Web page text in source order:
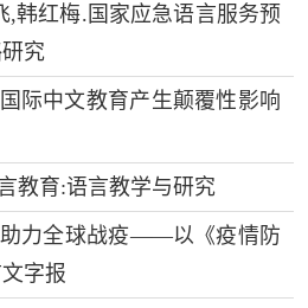
,韩红梅.国家应急语言服务预
究
际中文教育产生颠覆性影响
教育:语言教学与研究
力全球战疫——以《疫情防
字报